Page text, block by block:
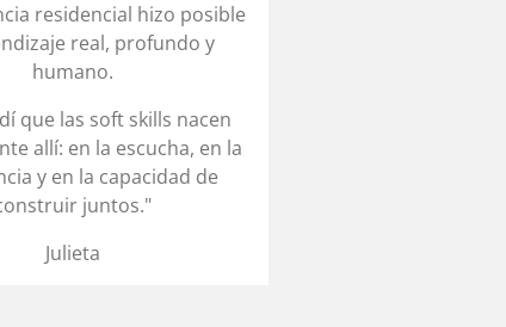
residencial hizo posible
real, profundo y
humano.
que las soft skills nacen
allí: en la escucha, en la
y en la capacidad de
juntos."
Julieta